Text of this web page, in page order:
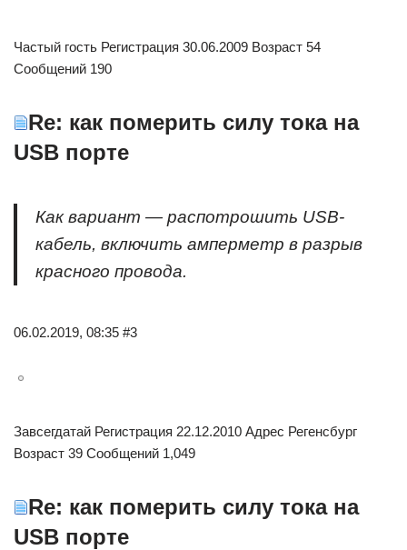
Частый гость Регистрация 30.06.2009 Возраст 54
Сообщений 190
Re: как померить силу тока на
USB порте
Как вариант — распотрошить USB-
кабель, включить амперметр в разрыв
красного провода.
06.02.2019, 08:35 #3
Завсегдатай Регистрация 22.12.2010 Адрес Регенсбург
Возраст 39 Сообщений 1,049
Re: как померить силу тока на
USB порте